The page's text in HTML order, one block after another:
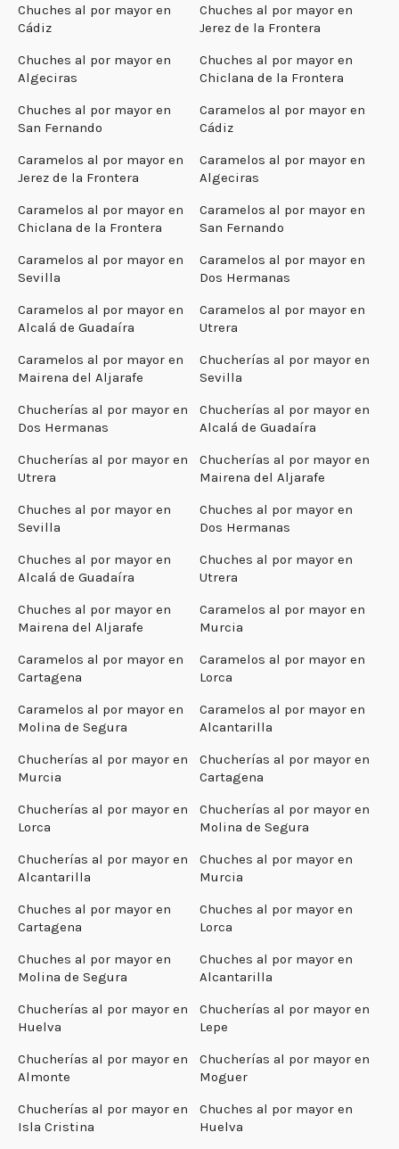
Chuches al por mayor en
Cádiz
Chuches al por mayor en
Jerez de la Frontera
Chuches al por mayor en
Algeciras
Chuches al por mayor en
Chiclana de la Frontera
Chuches al por mayor en
San Fernando
Caramelos al por mayor en
Cádiz
Caramelos al por mayor en
Jerez de la Frontera
Caramelos al por mayor en
Algeciras
Caramelos al por mayor en
Chiclana de la Frontera
Caramelos al por mayor en
San Fernando
Caramelos al por mayor en
Sevilla
Caramelos al por mayor en
Dos Hermanas
Caramelos al por mayor en
Alcalá de Guadaíra
Caramelos al por mayor en
Utrera
Caramelos al por mayor en
Mairena del Aljarafe
Chucherías al por mayor en
Sevilla
Chucherías al por mayor en
Dos Hermanas
Chucherías al por mayor en
Alcalá de Guadaíra
Chucherías al por mayor en
Utrera
Chucherías al por mayor en
Mairena del Aljarafe
Chuches al por mayor en
Sevilla
Chuches al por mayor en
Dos Hermanas
Chuches al por mayor en
Alcalá de Guadaíra
Chuches al por mayor en
Utrera
Chuches al por mayor en
Mairena del Aljarafe
Caramelos al por mayor en
Murcia
Caramelos al por mayor en
Cartagena
Caramelos al por mayor en
Lorca
Caramelos al por mayor en
Molina de Segura
Caramelos al por mayor en
Alcantarilla
Chucherías al por mayor en
Murcia
Chucherías al por mayor en
Cartagena
Chucherías al por mayor en
Lorca
Chucherías al por mayor en
Molina de Segura
Chucherías al por mayor en
Alcantarilla
Chuches al por mayor en
Murcia
Chuches al por mayor en
Cartagena
Chuches al por mayor en
Lorca
Chuches al por mayor en
Molina de Segura
Chuches al por mayor en
Alcantarilla
Chucherías al por mayor en
Huelva
Chucherías al por mayor en
Lepe
Chucherías al por mayor en
Almonte
Chucherías al por mayor en
Moguer
Chucherías al por mayor en
Isla Cristina
Chuches al por mayor en
Huelva